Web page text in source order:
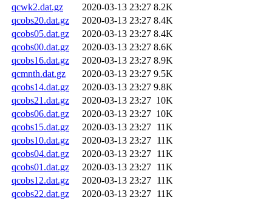
qcwk2.dat.gz
2020-03-13 23:27 8.2K
qcobs20.dat.gz
2020-03-13 23:27 8.4K
qcobs05.dat.gz
2020-03-13 23:27 8.4K
qcobs00.dat.gz
2020-03-13 23:27 8.6K
qcobs16.dat.gz
2020-03-13 23:27 8.9K
qcmnth.dat.gz
2020-03-13 23:27 9.5K
qcobs14.dat.gz
2020-03-13 23:27 9.8K
qcobs21.dat.gz
2020-03-13 23:27 10K
qcobs06.dat.gz
2020-03-13 23:27 10K
qcobs15.dat.gz
2020-03-13 23:27 11K
qcobs10.dat.gz
2020-03-13 23:27 11K
qcobs04.dat.gz
2020-03-13 23:27 11K
qcobs01.dat.gz
2020-03-13 23:27 11K
qcobs12.dat.gz
2020-03-13 23:27 11K
qcobs22.dat.gz
2020-03-13 23:27 11K